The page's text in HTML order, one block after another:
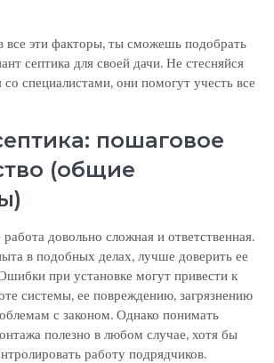
все эти факторы, ты сможешь подобрать
септика для своей дачи. Не стесняйся
со специалистами, они помогут учесть все
пошаговое
(общие
довольно сложная и ответственная.
в подобных делах, лучше доверить ее
при установке могут привести к
системы, ее повреждению, загрязнению
с законом. Однако понимать
полезно в любом случае, хотя бы
работу подрядчиков.